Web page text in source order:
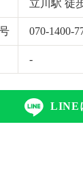
立川駅 徒
070-1400-
-
LINE